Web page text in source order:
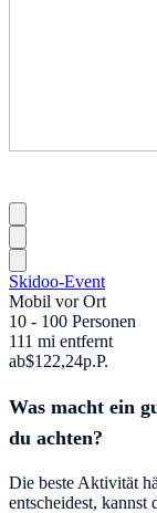
Skidoo-Event
Mobil vor Ort
10 - 100 Personen
111 mi entfernt
ab$122,24p.P.
Was macht ein
du achten?
Die beste Aktivität
entscheidest, kannst